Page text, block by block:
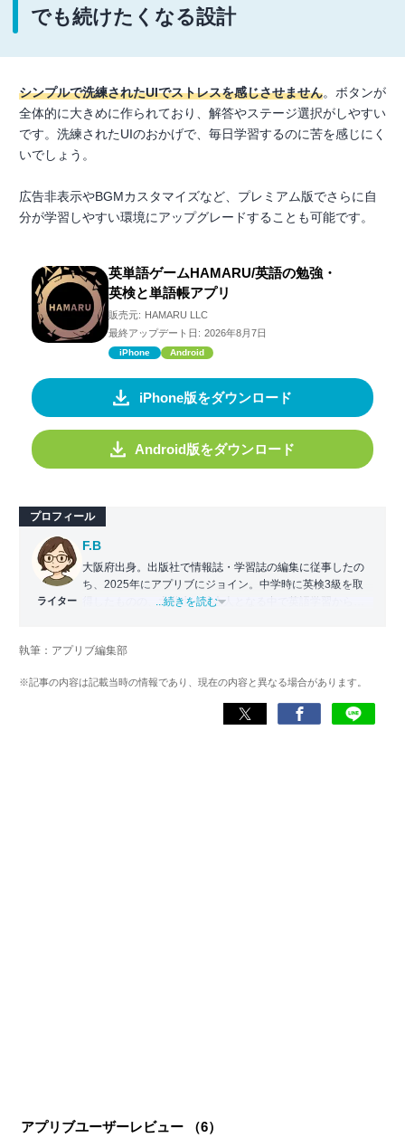
でも続けたくなる設計
シンプルで洗練されたUIでストレスを感じさせません。ボタンが
全体的に大きめに作られており、解答やステージ選択がしやすい
です。洗練されたUIのおかげで、毎日学習するのに苦を感じにく
いでしょう。
広告非表示やBGMカスタマイズなど、プレミアム版でさらに自
分が学習しやすい環境にアップグレードすることも可能です。
英単語ゲームHAMARU/英語の勉強・
英検と単語帳アプリ
販売元: HAMARU LLC
最終アップデート日: 2026年8月7日
iPhone Android
iPhone版をダウンロード
Android版をダウンロード
プロフィール
ライター
F.B
大阪府出身。出版社で情報誌・学習誌の編集に従事したの
ち、2025年にアプリブにジョイン。中学時に英検3級を取
得したものの、大学生・社会人となる中で英語学習から遠
り添える記事を目指している。
...続きを読む
執筆：アプリブ編集部
※記事の内容は記載当時の情報であり、現在の内容と異なる場合があります。
アプリブユーザーレビュー （6）